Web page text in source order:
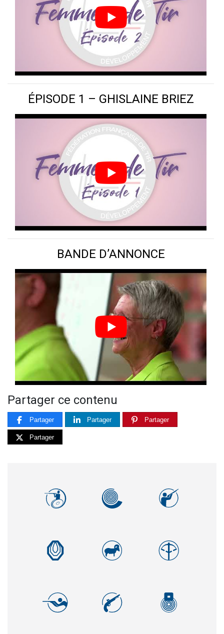
ÉPISODE 1 – GHISLAINE BRIEZ
BANDE D’ANNONCE
Partager ce contenu
Partager Partager Partager
Partager